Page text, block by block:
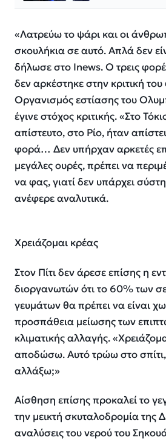
«Λατρεύω το ψάρι και οι
σκουλήκια σε αυτό. Απλά δεν
δήλωσε στο Inews. Ο τρεις
δεν αρκέστηκε στην κριτική
Οργανισμός εστίασης του
έγινε στόχος κριτικής. «Στο
απίστευτο, στο Ρίο, ήταν
φορά… Δεν υπήρχαν αρκετές
μεγάλες ουρές, πρέπει να
να φας, γιατί δεν υπάρχει
ανέφερε αναλυτικά.
Χρειάζομαι κρέας
Στον Πίτι δεν άρεσε επίσης η
διοργανωτών ότι το 60% των
γευμάτων θα πρέπει να είναι
προσπάθεια μείωσης των
κλιματικής αλλαγής.
αποδώσω. Αυτό τρώω στο σπίτι,
αλλάξω;»
Αίσθηση επίσης προκαλεί το
την μεικτή σκυταλοδρομία της
αναλύσεις του νερού του